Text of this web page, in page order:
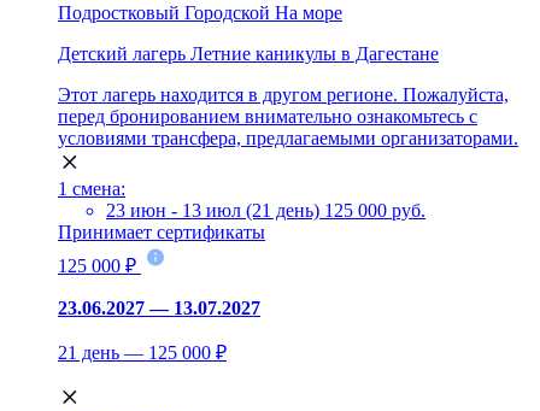
Подростковый Городской На море
Детский лагерь Летние каникулы в Дагестане
Этот лагерь находится в другом регионе. Пожалуйста,
перед бронированием внимательно ознакомьтесь с
условиями трансфера, предлагаемыми организаторами.
1 смена:
23 июн - 13 июл (21 день) 125 000 руб.
Принимает сертификаты
125 000 ₽
23.06.2027 — 13.07.2027
21 день — 125 000 ₽